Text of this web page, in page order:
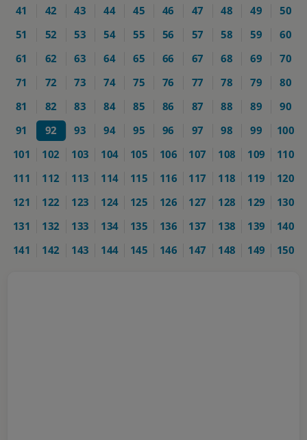
41
42 43 44 45 46 47 48 49
50
51
52 53 54 55 56 57 58 59
60
61
62 63 64 65 66 67 68 69
70
71
72 73 74 75 76 77 78 79
80
81
82 83 84 85 86 87 88 89
90
91
92 93 94 95 96 97 98 99
100
101
102 103 104 105 106 107 108 109
110
111
112 113 114 115 116 117 118 119
120
121
122 123 124 125 126 127 128 129
130
131
132 133 134 135 136 137 138 139
140
141
142 143 144 145 146 147 148 149 150